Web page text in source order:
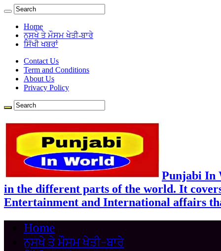
Home
ਨੁਸਖੇ ਤੇ ਮੌਸਮ ਖੇਤੀ-ਬਾਰੇ
ਸਿੱਖੀ ਖਬਰਾਂ
Contact Us
Term and Conditions
About Us
Privacy Policy
Punjabi In
in the different parts of the world. It
Entertainment and International affairs
Home
ਨੁਸਖੇ ਤੇ ਮੌਸਮ ਖੇਤੀ-ਬਾਰੇ